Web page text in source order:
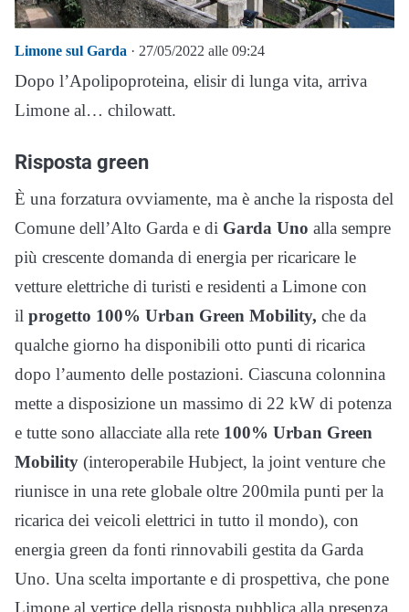
Limone sul Garda · 27/05/2022 alle 09:24
Dopo l’Apolipoproteina, elisir di lunga vita, arriva
Limone al… chilowatt.
Risposta green
È una forzatura ovviamente, ma è anche la risposta del
Comune dell’Alto Garda e di Garda Uno alla sempre
più crescente domanda di energia per ricaricare le
vetture elettriche di turisti e residenti a Limone con
il progetto 100% Urban Green Mobility, che da
qualche giorno ha disponibili otto punti di ricarica
dopo l’aumento delle postazioni. Ciascuna colonnina
mette a disposizione un massimo di 22 kW di potenza
e tutte sono allacciate alla rete 100% Urban Green
Mobility (interoperabile Hubject, la joint venture che
riunisce in una rete globale oltre 200mila punti per la
ricarica dei veicoli elettrici in tutto il mondo), con
energia green da fonti rinnovabili gestita da Garda
Uno. Una scelta importante e di prospettiva, che pone
Limone al vertice della risposta pubblica alla presenza